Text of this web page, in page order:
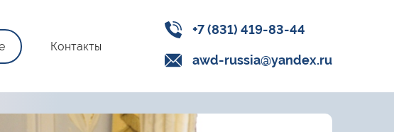
Контакты
+7 (831) 419-83-44
awd-russia@yandex.ru